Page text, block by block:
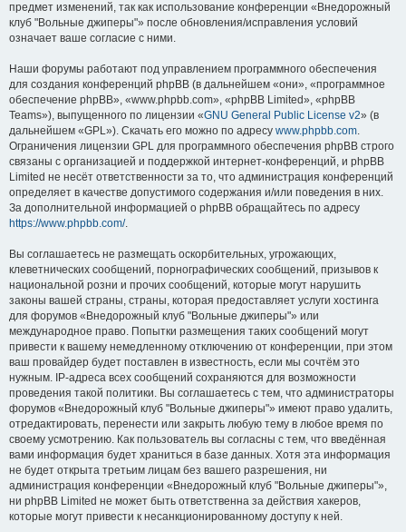
предмет изменений, так как использование конференции «Внедорожный
клуб "Вольные джиперы"» после обновления/исправления условий
означает ваше согласие с ними.
Наши форумы работают под управлением программного обеспечения
для создания конференций phpBB (в дальнейшем «они», «программное
обеспечение phpBB», «www.phpbb.com», «phpBB Limited», «phpBB
Teams»), выпущенного по лицензии «GNU General Public License v2» (в
дальнейшем «GPL»). Скачать его можно по адресу www.phpbb.com.
Ограничения лицензии GPL для программного обеспечения phpBB строго
связаны с организацией и поддержкой интернет-конференций, и phpBB
Limited не несёт ответственности за то, что администрация конференций
определяет в качестве допустимого содержания и/или поведения в них.
За дополнительной информацией о phpBB обращайтесь по адресу
https://www.phpbb.com/.
Вы соглашаетесь не размещать оскорбительных, угрожающих,
клеветнических сообщений, порнографических сообщений, призывов к
национальной розни и прочих сообщений, которые могут нарушить
законы вашей страны, страны, которая предоставляет услуги хостинга
для форумов «Внедорожный клуб "Вольные джиперы"» или
международное право. Попытки размещения таких сообщений могут
привести к вашему немедленному отключению от конференции, при этом
ваш провайдер будет поставлен в известность, если мы сочтём это
нужным. IP-адреса всех сообщений сохраняются для возможности
проведения такой политики. Вы соглашаетесь с тем, что администраторы
форумов «Внедорожный клуб "Вольные джиперы"» имеют право удалить,
отредактировать, перенести или закрыть любую тему в любое время по
своему усмотрению. Как пользователь вы согласны с тем, что введённая
вами информация будет храниться в базе данных. Хотя эта информация
не будет открыта третьим лицам без вашего разрешения, ни
администрация конференции «Внедорожный клуб "Вольные джиперы"»,
ни phpBB Limited не может быть ответственна за действия хакеров,
которые могут привести к несанкционированному доступу к ней.